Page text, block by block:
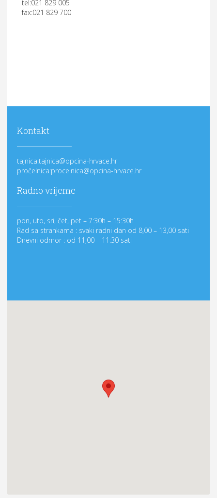
tel:021 829 005
fax:021 829 700
Kontakt
tajnica:tajnica@opcina-hrvace.hr
pročelnica:procelnica@opcina-hrvace.hr
Radno vrijeme
pon, uto, sri, čet, pet – 7:30h – 15:30h
Rad sa strankama : svaki radni dan od 8,00 – 13,00 sati
Dnevni odmor : od 11,00 – 11:30 sati